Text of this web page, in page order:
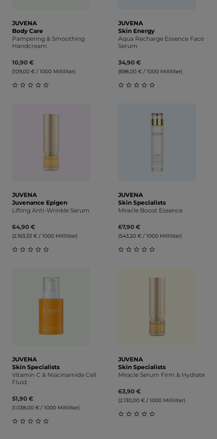
JUVENA
Body Care
Pampering & Smoothing
Handcream
10,90 €
(109,00 € / 1000 Milliliter)
JUVENA
Skin Energy
Aqua Recharge Essence Face
Serum
34,90 €
(698,00 € / 1000 Milliliter)
JUVENA
Juvenance Epigen
Lifting Anti-Wrinkle Serum
64,90 €
(2.163,33 € / 1000 Milliliter)
JUVENA
Skin Specialists
Miracle Boost Essence
67,90 €
(543,20 € / 1000 Milliliter)
JUVENA
Skin Specialists
Vitamin C & Niacinamide Cell
Fluid
51,90 €
(1.038,00 € / 1000 Milliliter)
JUVENA
Skin Specialists
Miracle Serum Firm & Hydrate
63,90 €
(2.130,00 € / 1000 Milliliter)